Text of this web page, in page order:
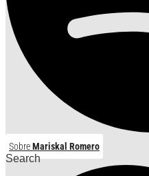
SobreMariskal Romero
Search